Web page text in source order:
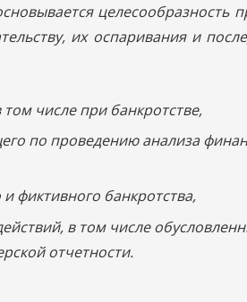
целесообразность
их оспаривания и
числе при банкротстве,
по проведению анализа
фиктивного банкротства,
в том числе
отчетности.